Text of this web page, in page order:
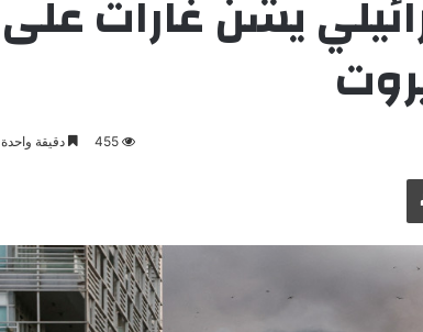
يشن غارات على
455 دقيقة واحدة